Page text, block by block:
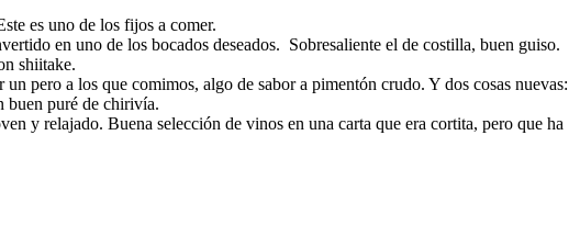
es uno de los fijos a comer.
en uno de los bocados deseados. Sobresaliente el de costilla, buen guiso.
shiitake.
pero a los que comimos, algo de sabor a pimentón crudo. Y dos cosas nuevas:
buen puré de chirivía.
y relajado. Buena selección de vinos en una carta que era cortita, pero que ha